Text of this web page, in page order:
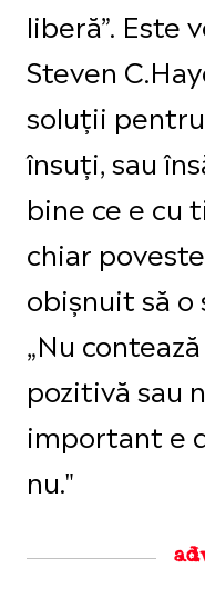
liberă”. Este
Steven
soluții
însuți, sau
bine ce e cu
chiar
obișnuit să
„Nu
pozitivă sau
important e
nu."